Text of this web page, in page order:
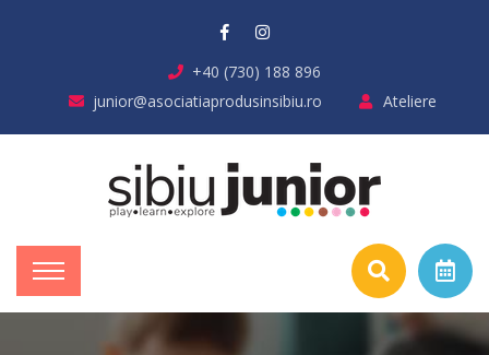
+40 (730) 188 896
junior@asociatiaprodusinsibiu.ro
Ateliere